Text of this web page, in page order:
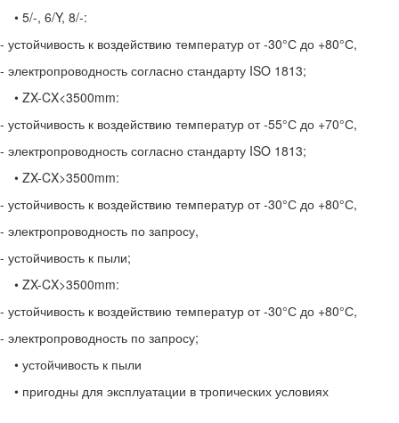
• 5/-, 6/Y, 8/-:
- устойчивость к воздействию температур от -30°С до +80°С,
- электропроводность согласно стандарту ISO 1813;
• ZX-CX<3500mm:
- устойчивость к воздействию температур от -55°С до +70°С,
- электропроводность согласно стандарту ISO 1813;
• ZX-CX>3500mm:
- устойчивость к воздействию температур от -30°С до +80°С,
- электропроводность по запросу,
- устойчивость к пыли;
• ZX-CX>3500mm:
- устойчивость к воздействию температур от -30°С до +80°С,
- электропроводность по запросу;
• устойчивость к пыли
• пригодны для эксплуатации в тропических условиях